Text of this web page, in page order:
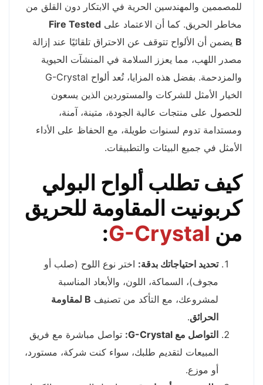
للمصممين والمهندسين الحرية في الابتكار دون القلق من
مخاطر الحريق. كما أن الاعتماد على Fire Tested
B يضمن أن الألواح تتوقف عن الاحتراق تلقائيًا عند إزالة
مصدر اللهب، مما يعزز السلامة في المنشآت الحيوية
والمزدحمة. بفضل هذه المزايا، تُعد ألواح G-Crystal
الخيار الأمثل للشركات والمستوردين الذين يسعون
للحصول على منتجات عالية الجودة، متينة، آمنة،
ومستدامة تدوم لسنوات طويلة، مع الحفاظ على الأداء
الأمثل في جميع البيئات والتطبيقات.
كيف تطلب ألواح البولي
كربونيت المقاومة للحريق
من G-Crystal
:
تحديد احتياجاتك بدقة: اختر نوع اللوح (صلب أو
مجوف)، السماكة، اللون، والأبعاد المناسبة
لمشروعك، مع التأكد من تصنيف
B لمقاومة
الحرائق.
التواصل مع G-Crystal:
تواصل مباشرة مع فريق
المبيعات لتقديم طلبك، سواء كنت شركة، مستورد،
أو موزع.